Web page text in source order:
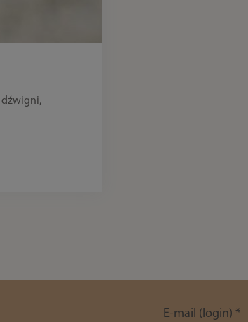
dźwigni,
E-mail (login) *